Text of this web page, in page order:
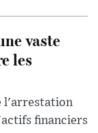
vaste
les
l'arrestation
financiers